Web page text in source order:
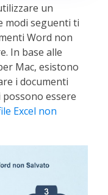
un
modi seguenti ti
Word non
In base alle
Mac, esistono
i documenti
essere
Excel non